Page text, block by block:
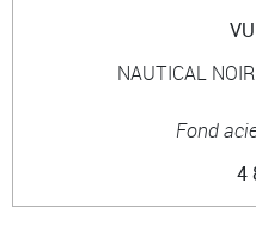
NAUTICAL
Fond
4